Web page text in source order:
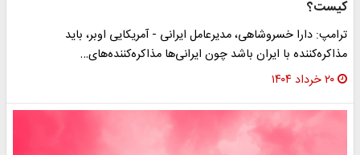
کیست؟
ترامپ: دارا خسروشاهی، مدیرعامل ایرانی - آمریکایی اوبر، باید
مذاکره‌کننده با ایران باشد چون ایرانی‌ها مذاکره‌کننده‌های…
۲۰ خرداد ۱۴۰۴